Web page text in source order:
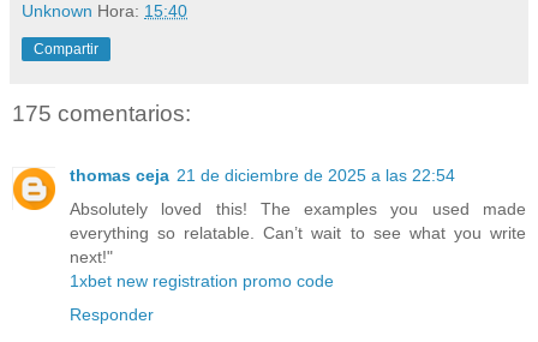
Unknown Hora: 15:40
Compartir
175 comentarios:
thomas ceja 21 de diciembre de 2025 a las 22:54
Absolutely loved this! The examples you used made
everything so relatable. Can’t wait to see what you write
next!"
1xbet new registration promo code
Responder